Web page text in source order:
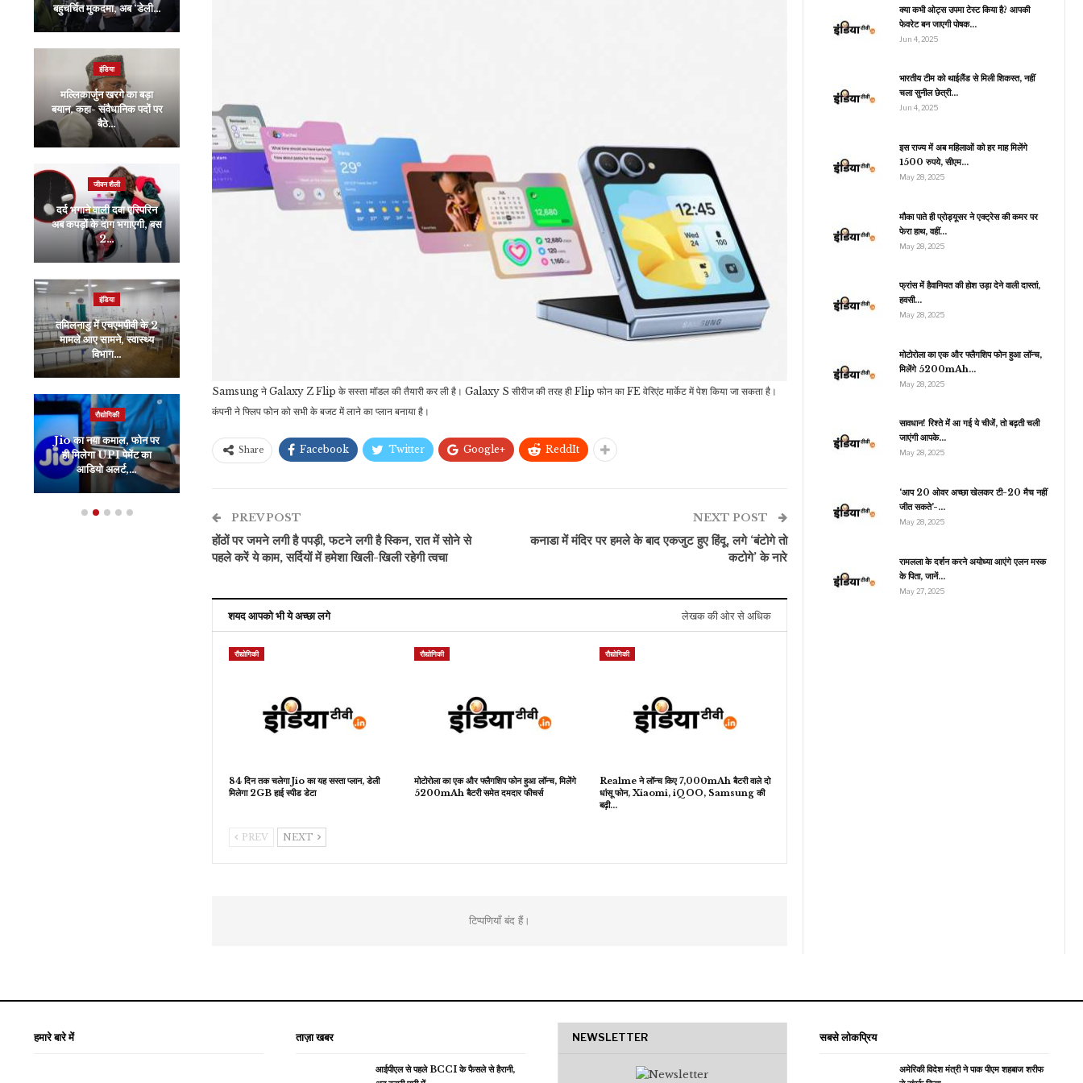
Samsung ने Galaxy Z Flip के सस्ता मॉडल की तैयारी कर ली है। Galaxy S सीरीज की तरह ही Flip फोन का FE वेरिएंट मार्केट में पेश किया जा सकता है।
कंपनी ने फ्लिप फोन को सभी के बजट में लाने का प्लान बनाया है।
Share Facebook Twitter Google+ ReddIt
PREV POST
होंठों पर जमने लगी है पपड़ी, फटने लगी है स्किन, रात में सोने से
पहले करें ये काम, सर्दियों में हमेशा खिली-खिली रहेगी त्वचा
NEXT POST
कनाडा में मंदिर पर हमले के बाद एकजुट हुए हिंदू, लगे ‘बंटोगे तो
कटोगे’ के नारे
शयद आपको भी ये अच्छा लगे लेखक की ओर से अधिक
रौद्योगिकी
84 दिन तक चलेगा Jio का यह सस्ता प्लान, डेली
मिलेगा 2GB हाई स्पीड डेटा
रौद्योगिकी
मोटोरोला का एक और फ्लैगशिप फोन हुआ लॉन्च, मिलेंगे
5200mAh बैटरी समेत दमदार फीचर्स
रौद्योगिकी
Realme ने लॉन्च किए 7,000mAh बैटरी वाले दो
धांसू फोन, Xiaomi, iQOO, Samsung की
बढ़ी…
PREV NEXT
टिप्पणियाँ बंद हैं।
क्या कभी ओट्स उपमा टेस्ट किया है? आपकी
फेवरेट बन जाएगी पोषक…
Jun 4, 2025
भारतीय टीम को थाईलैंड से मिली शिकस्त, नहीं
चला सुनील छेत्री…
Jun 4, 2025
इस राज्य में अब महिलाओं को हर माह मिलेंगे
1500 रुपये, सीएम…
May 28, 2025
मौका पाते ही प्रोड्यूसर ने एक्ट्रेस की कमर पर
फेरा हाथ, वहीं…
May 28, 2025
फ्रांस में हैवानियत की होश उड़ा देने वाली दास्तां,
हवसी…
May 28, 2025
मोटोरोला का एक और फ्लैगशिप फोन हुआ लॉन्च,
मिलेंगे 5200mAh…
May 28, 2025
सावधान! रिश्ते में आ गई ये चीजें, तो बढ़ती चली
जाएंगी आपके…
May 28, 2025
‘आप 20 ओवर अच्छा खेलकर टी-20 मैच नहीं
जीत सकते’-…
May 28, 2025
रामलला के दर्शन करने अयोध्या आएंगे एलन मस्क
के पिता, जानें…
May 27, 2025
बहुचर्चित मुकदमा, अब ‘डेली…
इंडिया
मल्लिकार्जुन खरगे का बड़ा
बयान, कहा- संवैधानिक पदों पर
बैठे…
जीवन शैली
दर्द भगाने वाली दवा एस्पिरिन
अब कपड़ों के दाग भगाएगी, बस
2…
इंडिया
तमिलनाडु में एचएमपीवी के 2
मामले आए सामने, स्वास्थ्य
विभाग…
रौद्योगिकी
Jio का नया कमाल, फोन पर
ही मिलेगा UPI पेमेंट का
आडियो अलर्ट,…
के लिए मतदान जारी, सुबह से
लगी…
रौद्योगिकी
व्यापार
30 दिनों से भी कम समय में
सुधार सकते हैं अपना
जीवन शैली
बदलते हुए इस मौसम में
हाइड्रेशन के लिए पी सकते हैं ये
रूपाली गांगुली एक्टिंग के बाद
अब पॉलिटिक्स में जमाएंगी
व्यापार
ESIC ने जून में जोड़े 21.67
लाख मेंबर्स, इस उम्र के हैं
सबसे…
रौद्योगिकी
Jio का 2025 में एक और
धमाका, करोड़ों यूजर्स को 2
गैस-एसिडिटी बढ़ाते हैं छोले-
राजमा, इस तरीके से करना
पाकिस्तान क्रिकेट में एक और
नया बवाल, मोहम्मद रिजवान ने
राजनीति
पाकिस्तान का बुरा हाल! जनवरी
में 74 आतंकी हमले, 245
हमारे बारे में ताज़ा खबर
आईपीएल से पहले BCCI के फैसले से हैरानी,
NEWSLETTER सबसे लोकप्रिय
अमेरिकी विदेश मंत्री ने पाक पीएम शहबाज शरीफ